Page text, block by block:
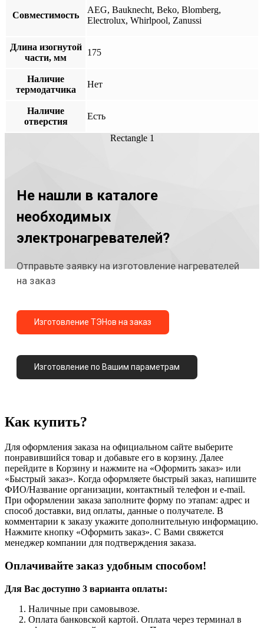
Совместимость
AEG, Bauknecht, Beko, Blomberg,
Electrolux, Whirlpool, Zanussi
Длина изогнутой
части, мм
175
Наличие
термодатчика
Нет
Наличие
отверстия
Есть
Rectangle 1
Не нашли в каталоге
необходимых
электронагревателей?
Отправьте заявку на изготовление нагревателей
на заказ
Изготовление ТЭНов на заказ
Изготовление по Вашим параметрам
Как купить?
Для оформления заказа на официальном сайте выберите
понравившийся товар и добавьте его в корзину. Далее
перейдите в Корзину и нажмите на «Оформить заказ» или
«Быстрый заказ». Когда оформляете быстрый заказ, напишите
ФИО/Название организации, контактный телефон и e-mail.
При оформлении заказа заполните форму по этапам: адрес и
способ доставки, вид оплаты, данные о получателе. В
комментарии к заказу укажите дополнительную информацию.
Нажмите кнопку «Оформить заказ». С Вами свяжется
менеджер компании для подтверждения заказа.
Оплачивайте заказ удобным способом!
Для Вас доступно 3 варианта оплаты:
Наличные при самовывозе.
Оплата банковской картой. Оплата через терминал в